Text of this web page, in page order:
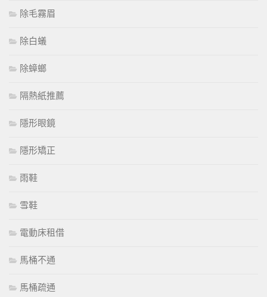
除毛霧眉
除白蟻
除蟑螂
隔熱紙推薦
隱形眼鏡
隱形矯正
雨鞋
雪鞋
電動床租借
馬桶不通
馬桶疏通